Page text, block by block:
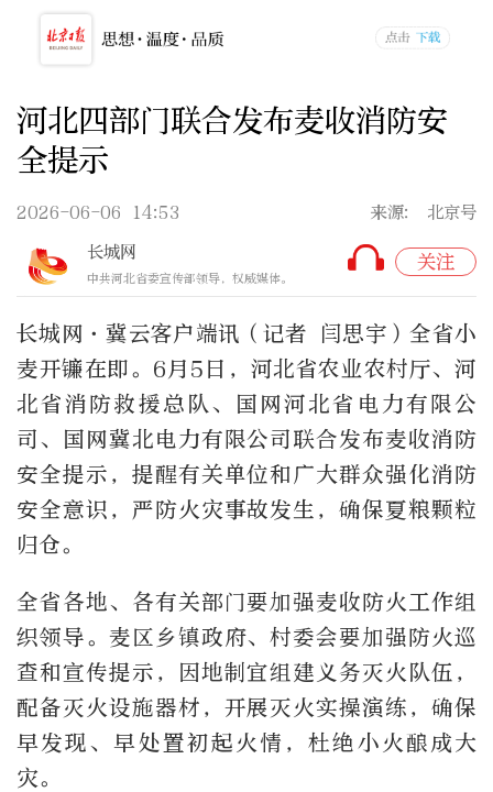
河北四部门联合发布麦收消防安
全提示
2026-06-06 14:53
来源: 北京号
长城网
中共河北省委宣传部领导，权威媒体。
关注
长城网·冀云客户端讯（记者 闫思宇）全省小
麦开镰在即。6月5日，河北省农业农村厅、河
北省消防救援总队、国网河北省电力有限公
司、国网冀北电力有限公司联合发布麦收消防
安全提示，提醒有关单位和广大群众强化消防
安全意识，严防火灾事故发生，确保夏粮颗粒
归仓。
全省各地、各有关部门要加强麦收防火工作组
织领导。麦区乡镇政府、村委会要加强防火巡
查和宣传提示，因地制宜组建义务灭火队伍，
配备灭火设施器材，开展灭火实操演练，确保
早发现、早处置初起火情，杜绝小火酿成大
灾。